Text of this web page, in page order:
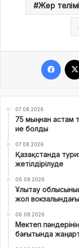
Жер телімі
07.08.2026
75 мыңнан астам
ие болды
07.08.2026
Қазақстанда
жетілдірілуде
06.08.2026
Ұлытау
жол
06.08.2026
Мектеп
бағытында